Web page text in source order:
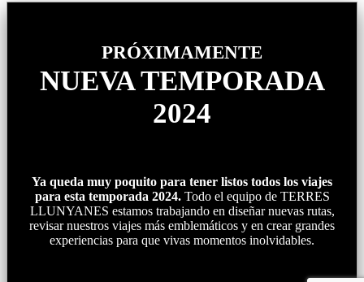
PRÓXIMAMENTE
NUEVA TEMPORADA
2024
Ya queda muy poquito para tener listos todos los viajes
para esta temporada 2024.Todo el equipo de TERRES
LLUNYANES estamos trabajando en diseñar nuevas rutas,
revisar nuestros viajes más emblemáticos y en crear grandes
experiencias para que vivas momentos inolvidables.